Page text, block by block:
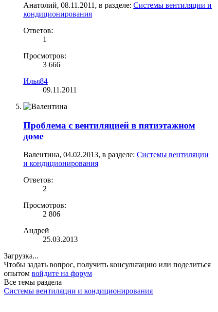
Анатолий, 08.11.2011 , в разделе: Системы вентиляции и
кондиционирования
Ответов:
1
Просмотров:
3 666
Илья84
09.11.2011
Проблема с вентиляцией в пятиэтажном
доме
Валентина, 04.02.2013, в разделе: Системы вентиляции
и кондиционирования
Ответов:
2
Просмотров:
2 806
Андрей
25.03.2013
Загрузка...
Чтобы задать вопрос, получить консультацию или поделиться
опытом войдите на форум
Все темы раздела
Системы вентиляции и кондиционирования